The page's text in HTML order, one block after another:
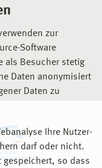
zur
Software
als Besucher stetig
Daten anonymisiert
Daten zu
Ihre Nutzer-
darf oder nicht.
gespeichert, so dass